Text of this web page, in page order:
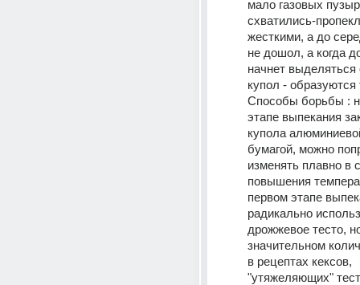
мало газовых
схватились-
жесткими, а до
не дошол, а когда
начнет выделяться
купол -
Способы борьбы :
этапе выпекания
купола
бумагой, можно
изменять плавно в
повышения
первом этапе
радикально
дрожжевое тесто,
значительном
в рецептах кексов,
"утяжеляющих"